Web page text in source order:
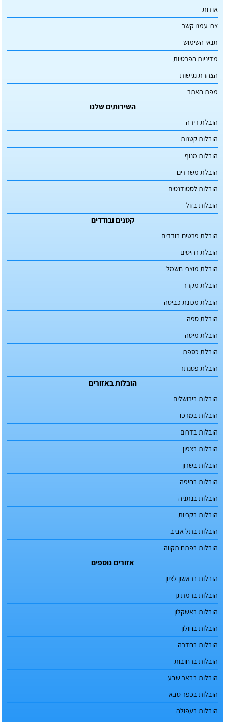
אודות
צרו עמנו קשר
תנאי השימוש
מדיניות הפרטיות
הצהרת נגישות
מפת האתר
השירותים שלנו
הובלת דירה
הובלות קטנות
הובלות מנוף
הובלת משרדים
הובלות לסטודנטים
הובלות בזול
קטנים ובודדים
הובלת פרטים בודדים
הובלת רהיטים
הובלת מוצרי חשמל
הובלת מקרר
הובלת מכונת כביסה
הובלת ספה
הובלת מיטה
הובלת כספת
הובלת פסנתר
הובלות באזורים
הובלות בירושלים
הובלות במרכז
הובלות בדרום
הובלות בצפון
הובלות בשרון
הובלות בחיפה
הובלות בנתניה
הובלות בקריות
הובלות בתל אביב
הובלות בפתח תקווה
אזורים נוספים
הובלות בראשון לציון
הובלות ברמת גן
הובלות באשקלון
הובלות בחולון
הובלות בחדרה
הובלות ברחובות
הובלות בבאר שבע
הובלות בכפר סבא
הובלות בעפולה